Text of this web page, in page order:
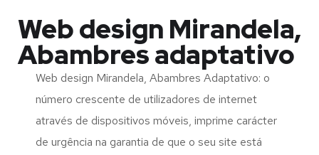
Web design Mirandela,
Abambres adaptativo
Web design Mirandela, Abambres Adaptativo: o
número crescente de utilizadores de internet
através de dispositivos móveis, imprime carácter
de urgência na garantia de que o seu site está